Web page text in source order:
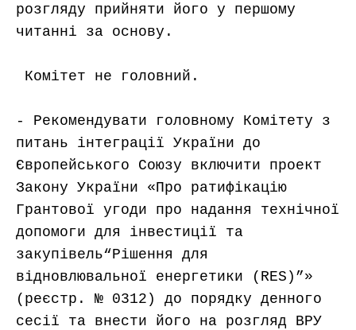
розгляду прийняти його у першому
читанні за основу.
- Рекомендувати головному Комітету з
питань інтеграції України до
Європейського Союзу включити проект
Закону України «Про ратифікацію
Грантової угоди про надання технічної
допомоги для інвестиції та
закупівель“Рішення для
відновлювальної енергетики (RES)”»
(реєстр. № 0312) до порядку денного
сесії та внести його на розгляд ВРУ